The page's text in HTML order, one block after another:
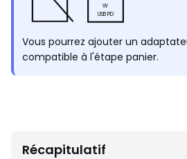
W
USB PD
Vous pourrez ajouter un
compatible à l'étape panier.
Récapitulatif